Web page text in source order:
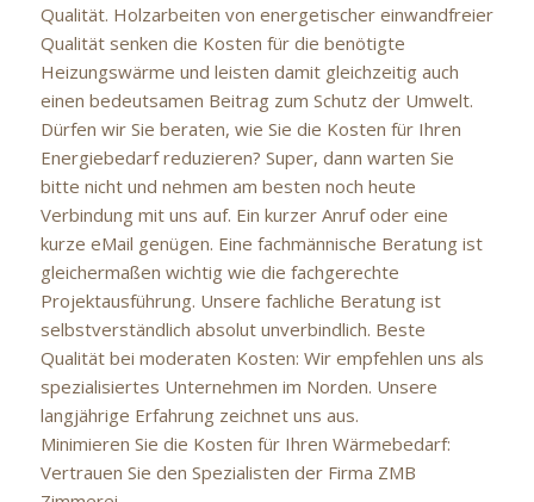
Qualität. Holzarbeiten von energetischer einwandfreier
Qualität senken die Kosten für die benötigte
Heizungswärme und leisten damit gleichzeitig auch
einen bedeutsamen Beitrag zum Schutz der Umwelt.
Dürfen wir Sie beraten, wie Sie die Kosten für Ihren
Energiebedarf reduzieren? Super, dann warten Sie
bitte nicht und nehmen am besten noch heute
Verbindung mit uns auf. Ein kurzer Anruf oder eine
kurze eMail genügen. Eine fachmännische Beratung ist
gleichermaßen wichtig wie die fachgerechte
Projektausführung. Unsere fachliche Beratung ist
selbstverständlich absolut unverbindlich. Beste
Qualität bei moderaten Kosten: Wir empfehlen uns als
spezialisiertes Unternehmen im Norden. Unsere
langjährige Erfahrung zeichnet uns aus.
Minimieren Sie die Kosten für Ihren Wärmebedarf:
Vertrauen Sie den Spezialisten der Firma ZMB